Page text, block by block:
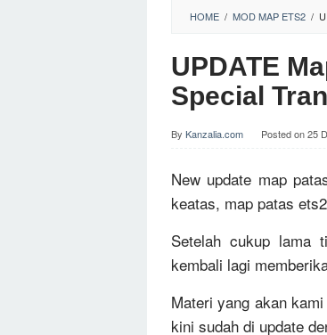
HOME / MOD MAP ETS2 /
UPDATE
Special
By Kanzalia.com Posted on25
New update map
keatas, map patas
Setelah cukup lama
kembali lagi
Materi yang akan
kini sudah di update